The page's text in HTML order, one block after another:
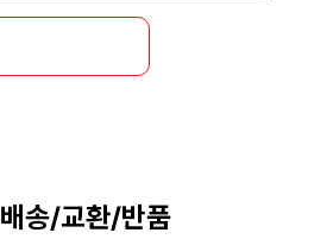
배송/교환/반품